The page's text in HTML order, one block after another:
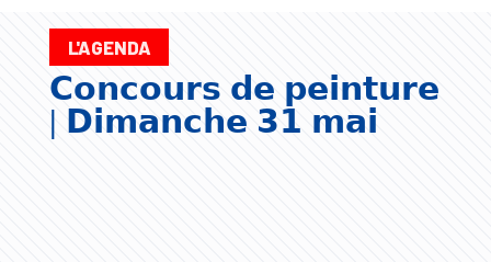
L'AGENDA
𝗖𝗼𝗻𝗰𝗼𝘂𝗿𝘀 𝗱𝗲 𝗽𝗲𝗶𝗻𝘁𝘂𝗿𝗲
| 𝗗𝗶𝗺𝗮𝗻𝗰𝗵𝗲 𝟯𝟭 𝗺𝗮𝗶